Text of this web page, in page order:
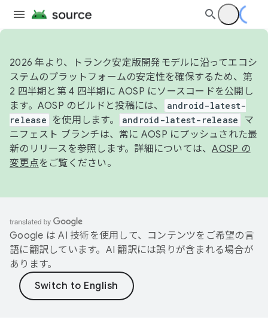
2026 年より、トランク安定版開発モデルに沿ってエコシ
ステムのプラットフォームの安定性を確保するため、第
2 四半期と第 4 四半期に AOSP にソースコードを公開し
ます。AOSP のビルドと投稿には、
android-latest-
release
を使用します。 android-latest-release
マ
ニフェスト ブランチは、常に AOSP にプッシュされた最
新のリリースを参照します。詳細については、AOSP の
変更点をご覧ください。
Google は AI 技術を使用して、コンテンツをご希望の言
語に翻訳しています。AI 翻訳には誤りが含まれる場合が
あります。